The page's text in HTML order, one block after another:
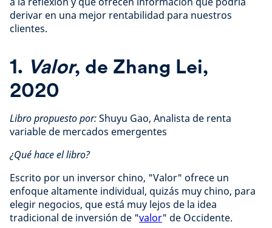
derivar en una mejor rentabilidad para nuestros
clientes.
1. Valor, de Zhang Lei,
2020
Libro propuesto por:Shuyu Gao, Analista de renta
variable de mercados emergentes
¿Qué hace el libro?
Escrito por un inversor chino, "Valor" ofrece un
enfoque altamente individual, quizás muy chino, para
elegir negocios, que está muy lejos de la idea
tradicional de inversión de "valor" de Occidente.